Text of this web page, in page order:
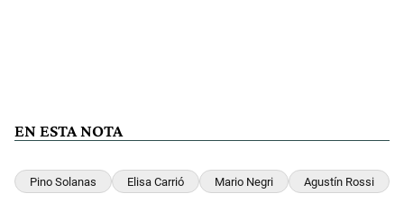
EN ESTA NOTA
Pino Solanas Elisa Carrió Mario Negri Agustín Rossi